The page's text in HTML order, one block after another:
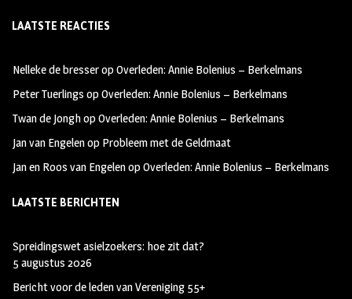
b
oo
k
ag
m
tt
LAATSTE REACTIES
Nelleke de bresseropOverleden: Annie Bolenius – Berkelmans
Peter Tuerlings opOverleden: Annie Bolenius – Berkelmans
Twan de JonghopOverleden: Annie Bolenius – Berkelmans
Jan van Engelenop Probleem met de Geldmaat
Jan en Roos van EngelenopOverleden: Annie Bolenius – Berkelmans
LAATSTE BERICHTEN
Spreidingswet asielzoekers: hoe zit dat?
5 augustus 2026
Bericht voor de leden van Vereniging 55+